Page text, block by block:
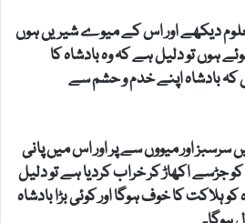
معلوم دیکھے اور اس کے میوے شیریں ہوں
ہوں تو دلیل ہے کہ وہ بادشاہ کا
بادشاہ اپنے خدم و حشم سے
سرسبز اور میووں سے پر اور اس میں پانی
جڑسے اکھاڑ کر خراب کردیا ہے تو دلیل
کا خوف ہوگا اور کوئی بڑا بادشاہ